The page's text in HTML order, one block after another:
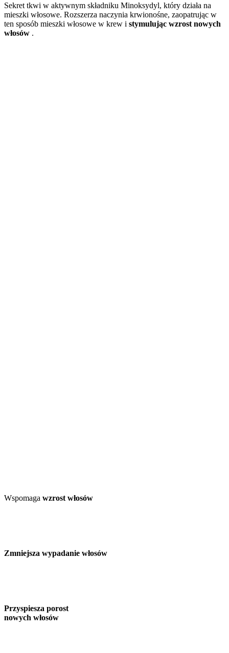
Sekret tkwi w aktywnym składniku Minoksydyl, który działa na
mieszki włosowe. Rozszerza naczynia krwionośne, zaopatrując w
ten sposób mieszki włosowe w krew i stymulując wzrost nowych
włosów .
Wspomaga wzrost włosów
Zmniejsza wypadanie włosów
Przyspiesza porost
nowych włosów